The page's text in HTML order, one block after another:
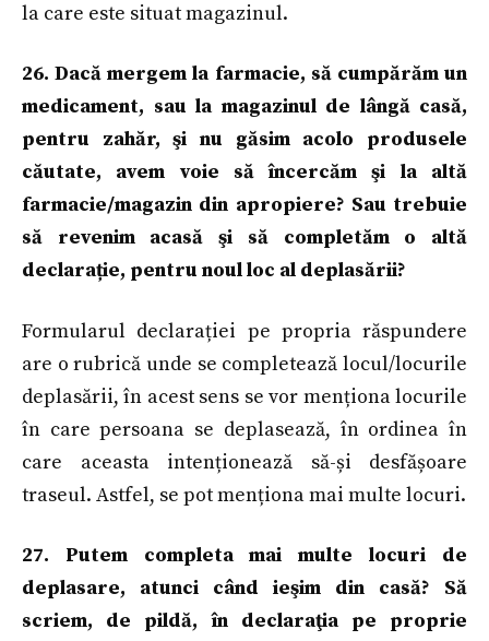
la care este situat magazinul.
26. Dacă mergem la farmacie, să cumpărăm un
medicament, sau la magazinul de lângă casă,
pentru zahăr, şi nu găsim acolo produsele
căutate, avem voie să încercăm şi la altă
farmacie/magazin din apropiere? Sau trebuie
să revenim acasă şi să completăm o altă
declarație, pentru noul loc al deplasării?
Formularul declarației pe propria răspundere
are o rubrică unde se completează locul/locurile
deplasării, în acest sens se vor menționa locurile
în care persoana se deplasează, în ordinea în
care aceasta intenționează să-și desfășoare
traseul. Astfel, se pot menționa mai multe locuri.
27. Putem completa mai multe locuri de
deplasare, atunci când ieşim din casă? Să
scriem, de pildă, în declaraţia pe proprie